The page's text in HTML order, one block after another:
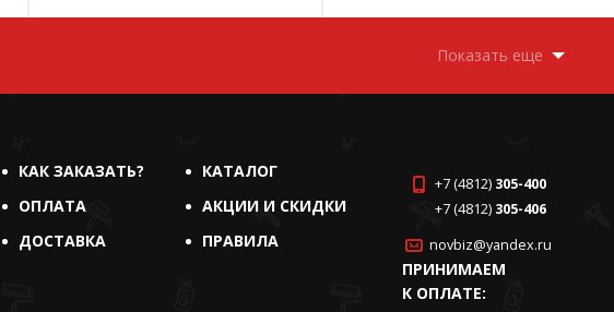
Показать еще
КАК ЗАКАЗАТЬ?
КАТАЛОГ
ОПЛАТА
АКЦИИ И СКИДКИ
ДОСТАВКА
ПРАВИЛА
+7 (4812) 305-400
+7 (4812) 305-406
novbiz@yandex.ru
ПРИНИМАЕМ
К ОПЛАТЕ: